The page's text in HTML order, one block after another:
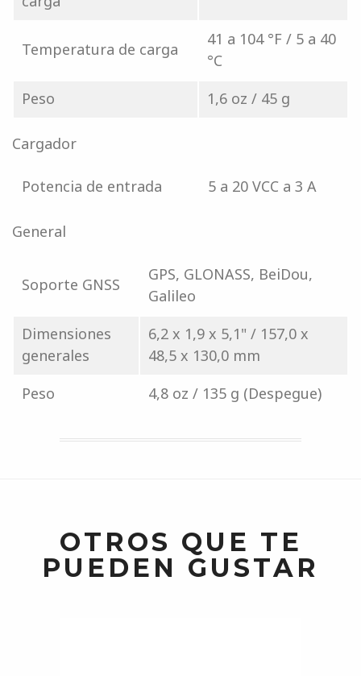
Temperatura de carga
41 a 104 °F / 5 a 40
°C
Peso
1,6 oz / 45 g
Cargador
Potencia de entrada 5 a 20 VCC a 3 A
General
Soporte GNSS
GPS, GLONASS, BeiDou,
Galileo
Dimensiones
generales
6,2 x 1,9 x 5,1" / 157,0 x
48,5 x 130,0 mm
Peso
4,8 oz / 135 g (Despegue)
OTROS QUE TE
PUEDEN GUSTAR